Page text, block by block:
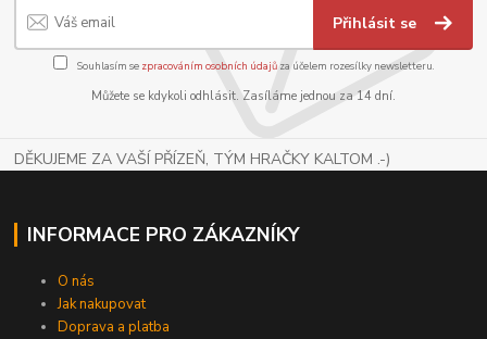
Přihlásit se
Souhlasím se zpracováním osobních údajůza účelem rozesílky newsletteru.
Můžete se kdykoli odhlásit. Zasíláme jednou za 14 dní.
DĚKUJEME ZA VAŠÍ PŘÍZEŇ, TÝM HRAČKY KALTOM .-)
INFORMACE PRO ZÁKAZNÍKY
O nás
Jak nakupovat
Doprava a platba